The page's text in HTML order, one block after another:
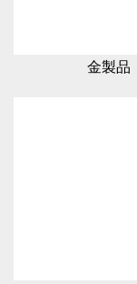
金製品